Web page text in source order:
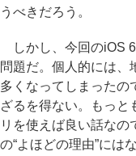
うべきだろう。
しかし、今回のiOS
問題だ。個人的には、
多くなってしまったの
ざるを得ない。もっと
リを使えば良い話な
の“よほどの理由”には